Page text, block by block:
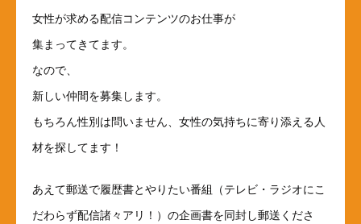
女性が求める配信コンテンツのお仕事が
集まってきてます。
なので、
新しい仲間を募集します。
もちろん性別は問いません、女性の気持ちに寄り添える人
材を探してます！
あえて郵送で履歴書とやりたい番組（テレビ・ラジオにこ
だわらず配信諸々アリ！）の企画書を同封し郵送くださ